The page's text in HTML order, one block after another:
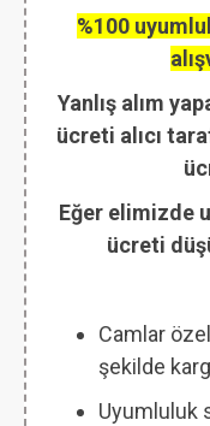
%100
Yanlış alım
ücreti alıcı
Eğer elimizde
ücreti
Camlar
şekilde
Uyumluluk